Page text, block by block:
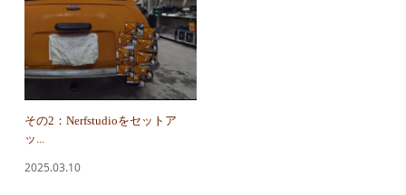
その2：Nerfstudioをセットア
ッ...
2025.03.10